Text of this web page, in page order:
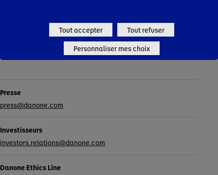
Contacts
Presse
press@danone.com
Investisseurs
investors.relations@danone.com
Danone Ethics Line
Tout accepter Tout refuser
Personnaliser mes choix